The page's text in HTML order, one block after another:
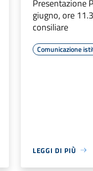
Presentazione
giugno, ore
consiliare
Comunicazione
LEGGI DI PIÙ